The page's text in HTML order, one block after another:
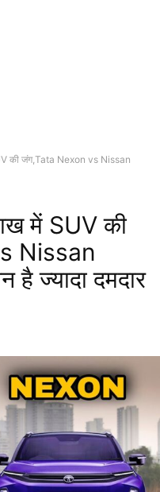
की जंग,Tata Nexon vs Nissan
में SUV की
Nissan
ज्यादा दमदार